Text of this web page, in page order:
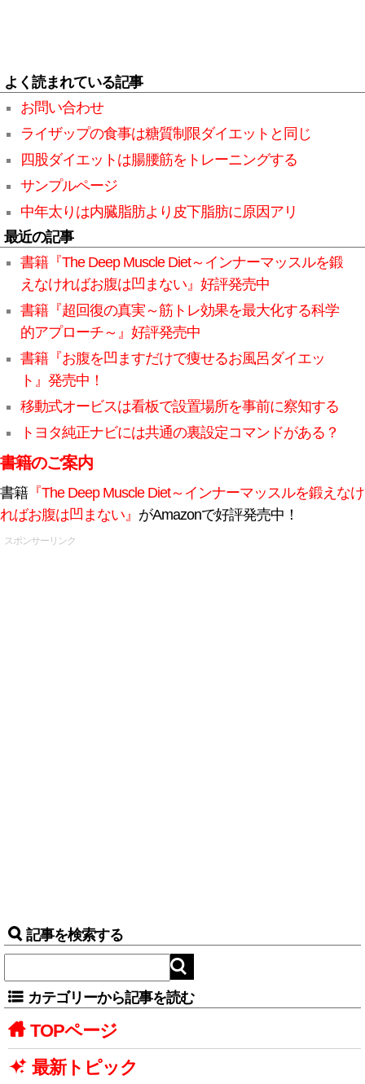
よく読まれている記事
お問い合わせ
ライザップの食事は糖質制限ダイエットと同じ
四股ダイエットは腸腰筋をトレーニングする
サンプルページ
中年太りは内臓脂肪より皮下脂肪に原因アリ
最近の記事
書籍『The Deep Muscle Diet～インナーマッスルを鍛
えなければお腹は凹まない』好評発売中
書籍『超回復の真実～筋トレ効果を最大化する科学
的アプローチ～』好評発売中
書籍『お腹を凹ますだけで痩せるお風呂ダイエッ
ト』発売中！
移動式オービスは看板で設置場所を事前に察知する
トヨタ純正ナビには共通の裏設定コマンドがある？
書籍のご案内
書籍『The Deep Muscle Diet～インナーマッスルを鍛えなけ
ればお腹は凹まない』 がAmazonで好評発売中！
スポンサーリンク
記事を検索する
カテゴリーから記事を読む
TOPページ
最新トピック